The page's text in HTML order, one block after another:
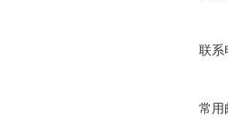
联系
常用